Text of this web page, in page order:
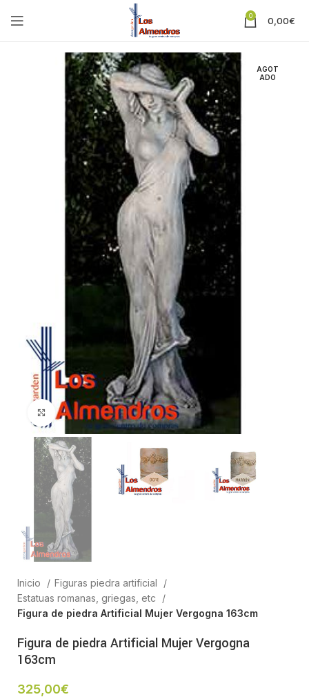
0 0,00€
AGOT
ADO
Clic para ampliar
Inicio
Figuras piedra artificial
Estatuas romanas, griegas, etc
Figura de piedra Artificial Mujer Vergogna 163cm
Figura de piedra Artificial Mujer Vergogna
163cm
325,00€